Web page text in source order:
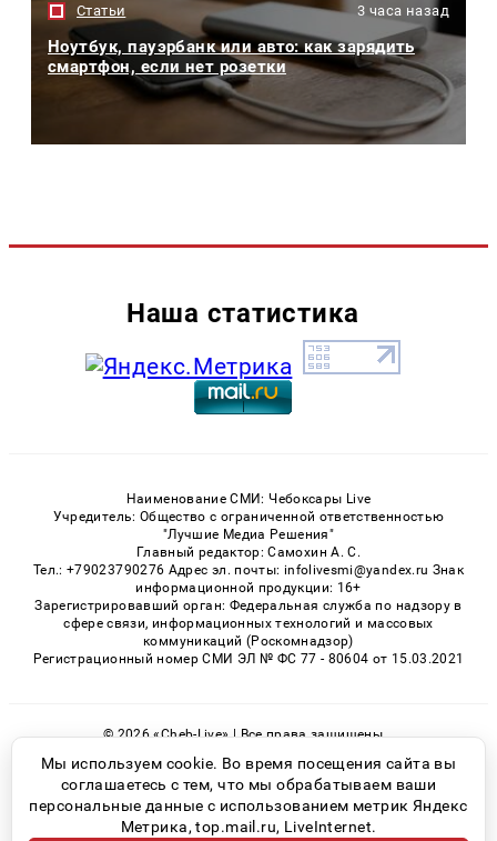
Статьи 3 часа назад
Ноутбук, пауэрбанк или авто: как зарядить
смартфон, если нет розетки
Наша статистика
Наименование СМИ: Чебоксары Live
Учредитель: Общество с ограниченной ответственностью
"Лучшие Медиа Решения"
Главный редактор: Самохин А. С.
Тел.: +79023790276 Адрес эл. почты: infolivesmi@yandex.ru Знак
информационной продукции: 16+
Зарегистрировавший орган: Федеральная служба по надзору в
сфере связи, информационных технологий и массовых
коммуникаций (Роскомнадзор)
Регистрационный номер СМИ ЭЛ № ФС 77 - 80604 от 15.03.2021
© 2026 «Cheb-Live» | Все права защищены
Возрастная категория сайта 16+
Политика конфиденциальности
Мы используем cookie. Во время посещения сайта вы
соглашаетесь с тем, что мы обрабатываем ваши
персональные данные с использованием метрик Яндекс
Метрика, top.mail.ru, LiveInternet.